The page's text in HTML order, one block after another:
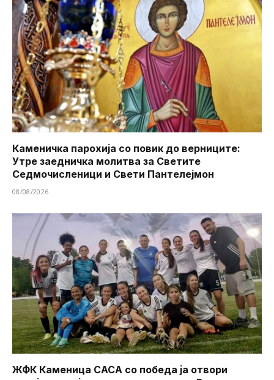
Каменичка парохија со повик до верниците:
Утре заедничка молитва за Светите
Седмочисленици и Свети Пантелејмон
08/08/2026
ЖФК Каменица САСА со победа ја отвори